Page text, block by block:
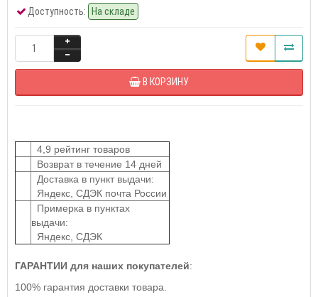
Доступность: На складе
В КОРЗИНУ
4,9 рейтинг товаров
Возврат в течение 14 дней
Доставка в пункт выдачи:
Яндекс, СДЭК почта России
Примерка в пунктах
выдачи:
Яндекс, СДЭК
ГАРАНТИИ для наших покупателей:
100% гарантия доставки товара.